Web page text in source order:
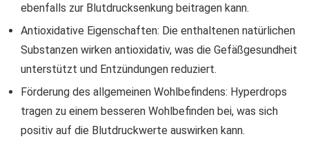
ebenfalls zur Blutdrucksenkung beitragen kann.
Antioxidative Eigenschaften: Die enthaltenen natürlichen
Substanzen wirken antioxidativ, was die Gefäßgesundheit
unterstützt und Entzündungen reduziert.
Förderung des allgemeinen Wohlbefindens: Hyperdrops
tragen zu einem besseren Wohlbefinden bei, was sich
positiv auf die Blutdruckwerte auswirken kann.